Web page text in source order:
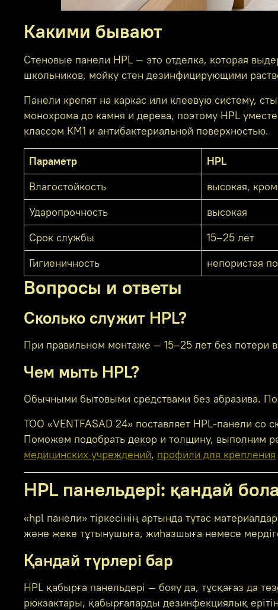
Какими бывают
Стеновые панели HPL — это отделка, которая
школьников, мойку стен дезинфицирующими
Панели крепят на каркас или клеевую систему,
монохрома до камня и дерева, поэтому HPL
классом КМ1 и антибактериальной поверхностью.
Параметр HPL
Влагостойкость
высокая,
Ударопрочность
высокая
Срок службы
15–25 лет
Гигиеничность
непористая
Вопросы и ответы
Сколько служит HPL?
При правильном монтаже — 15–25 лет без потери
Чем мыть HPL?
Обычными бытовыми средствами без абразива.
ТОО «VENTFASAD 24» поставляет HPL-панели со
Поможем подобрать декор и толщину, выполним
медицинских учреждений, профили для крепления
HPL панельдері: қандай
«hpl панели» тіркесінің артында тұтас
және жеке тұтынушыға, жиһазшыға немесе
Қандай түрлері бар
HPL қабырға панельдері — бояу да, тұсқағаз да
рюкзактары, қабырғаларды дезинфекциялық